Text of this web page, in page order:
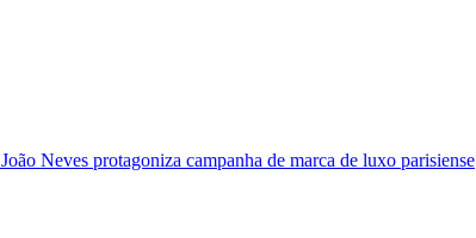
João Neves protagoniza campanha de marca de luxo parisiense